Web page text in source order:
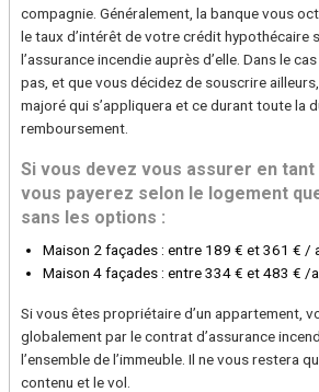
compagnie. Généralement, la banque vous
le taux d’intérêt de votre crédit hypothécaire
l’assurance incendie auprès d’elle. Dans le
pas, et que vous décidez de souscrire
majoré qui s’appliquera et ce durant toute la
remboursement.
Si vous devez vous assurer en
vous payerez selon le logement
sans les options :
Maison 2 façades : entre 189 € et 361 € /
Maison 4 façades : entre 334 € et 483 € /
Si vous êtes propriétaire d’un appartement,
globalement par le contrat d’assurance
l’ensemble de l’immeuble. Il ne vous restera
contenu et le vol.